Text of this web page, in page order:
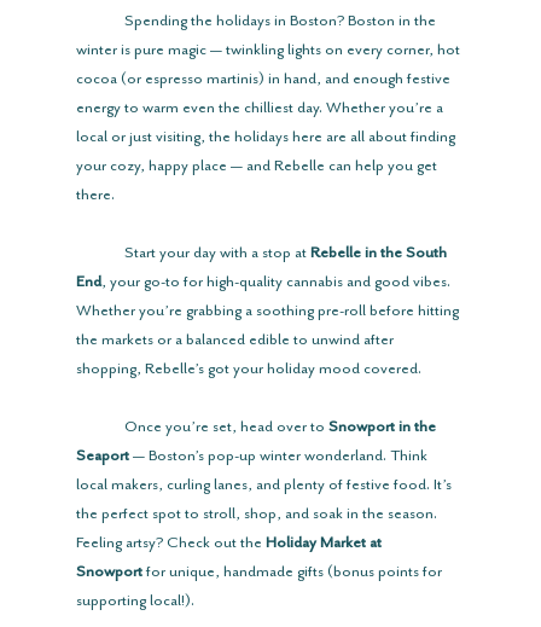
winter is pure magic — twinkling lights on every corner, hot
cocoa (or espresso martinis) in hand, and enough festive
energy to warm even the chilliest day. Whether you’re a
local or just visiting, the holidays here are all about finding
your cozy, happy place — and Rebelle can help you get
there.
	Start your day with a stop at
Rebelle in the South
End, your go-to for high-quality cannabis and good vibes.
Whether you’re grabbing a soothing pre-roll before hitting
the markets or a balanced edible to unwind after
shopping, Rebelle’s got your holiday mood covered.
	Once you’re set, head over to
Snowport in the
Seaport — Boston’s pop-up winter wonderland. Think
local makers, curling lanes, and plenty of festive food. It’s
the perfect spot to stroll, shop, and soak in the season.
Feeling artsy? Check out the Holiday Market at
Snowport for unique, handmade gifts (bonus points for
supporting local!).